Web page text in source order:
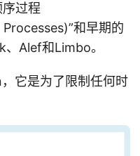
过程
和早期的
Alef和Limbo。
它是为了限制任何时